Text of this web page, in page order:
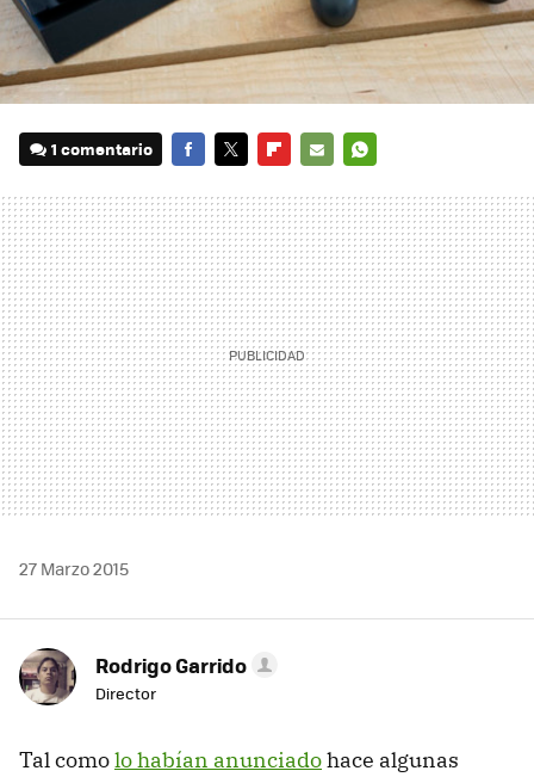
1 comentario
MAIL
27 Marzo 2015
Rodrigo Garrido
Director
Tal comolo habían anunciadohace algunas